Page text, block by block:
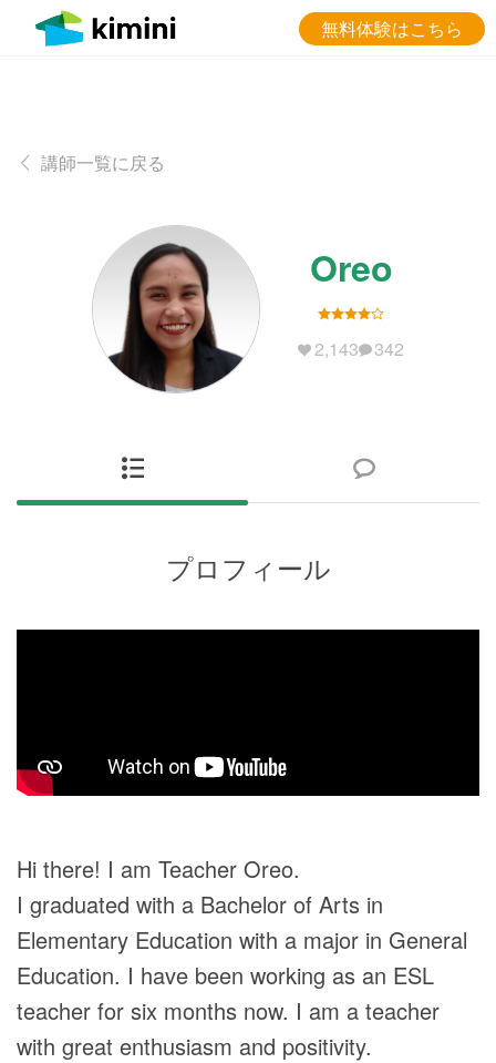
無料体験はこちら
講師一覧に戻る
Oreo
2,143 342
プロフィール
Hi there! I am Teacher Oreo.
I graduated with a Bachelor of Arts in
Elementary Education with a major in General
Education. I have been working as an ESL
teacher for six months now. I am a teacher
with great enthusiasm and positivity.